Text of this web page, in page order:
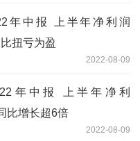
年中报 上半年净利润
扭亏为盈
2022-08-09
年中报 上半年净利
比增长超6倍
2022-08-09